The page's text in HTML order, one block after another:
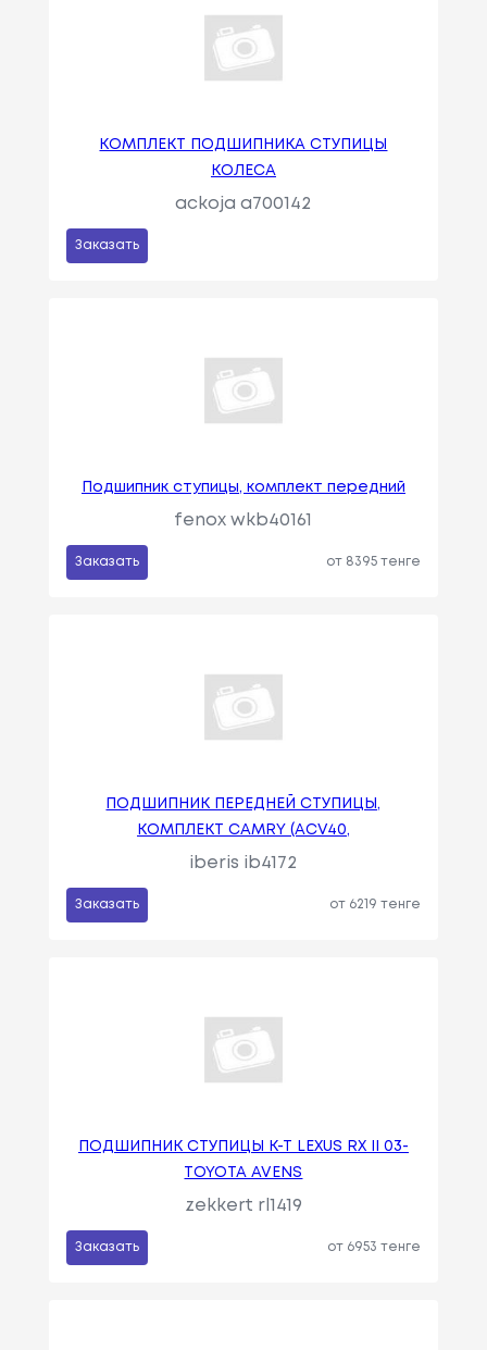
КОМПЛЕКТ ПОДШИПНИКА СТУПИЦЫ
КОЛЕСА
ackoja a700142
Заказать
Подшипник ступицы, комплект передний
fenox wkb40161
Заказать от 8395 тенге
ПОДШИПНИК ПЕРЕДНЕЙ СТУПИЦЫ,
КОМПЛЕКТ CAMRY (ACV40,
iberis ib4172
Заказать от 6219 тенге
ПОДШИПНИК СТУПИЦЫ К-Т LEXUS RX II 03-
TOYOTA AVENS
zekkert rl1419
Заказать от 6953 тенге